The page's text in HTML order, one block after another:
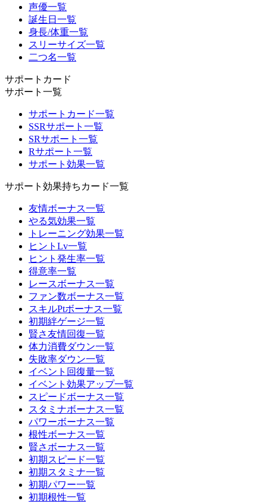
声優一覧
誕生日一覧
身長/体重一覧
スリーサイズ一覧
二つ名一覧
サポートカード
サポート一覧
サポートカード一覧
SSRサポート一覧
SRサポート一覧
Rサポート一覧
サポート効果一覧
サポート効果持ちカード一覧
友情ボーナス一覧
やる気効果一覧
トレーニング効果一覧
ヒントLv一覧
ヒント発生率一覧
得意率一覧
レースボーナス一覧
ファン数ボーナス一覧
スキルPtボーナス一覧
初期絆ゲージ一覧
賢さ友情回復一覧
体力消費ダウン一覧
失敗率ダウン一覧
イベント回復量一覧
イベント効果アップ一覧
スピードボーナス一覧
スタミナボーナス一覧
パワーボーナス一覧
根性ボーナス一覧
賢さボーナス一覧
初期スピード一覧
初期スタミナ一覧
初期パワー一覧
初期根性一覧